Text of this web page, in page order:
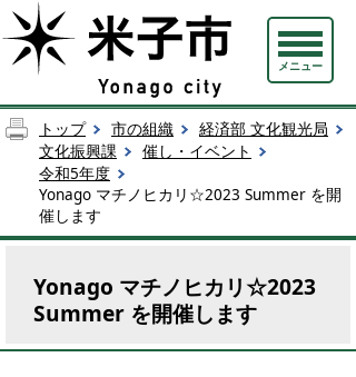
メニュー
トップ 市の組織
経済部 文化観光局
文化振興課
催し・イベント
令和5年度
Yonago マチノヒカリ☆2023 Summer を開
催します
Yonago マチノヒカリ☆2023
Summer を開催します